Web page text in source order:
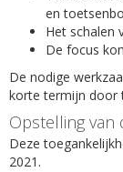
en
Het schalen
De focus
De nodige
korte termijn door
Opstelling van
Deze
2021.